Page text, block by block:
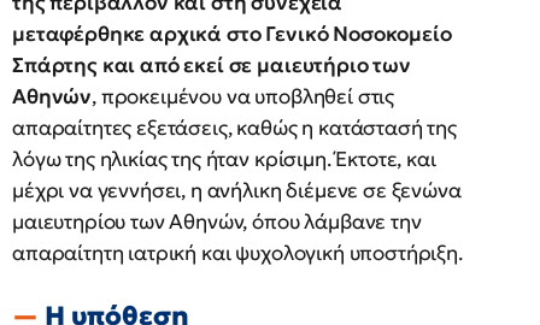
μεταφέρθηκε αρχικά στο Γενικό Νοσοκομείο
Σπάρτης και από εκεί σε μαιευτήριο των
Αθηνών, προκειμένου να υποβληθεί στις
απαραίτητες εξετάσεις, καθώς η κατάστασή της
λόγω της ηλικίας της ήταν κρίσιμη. Έκτοτε, και
μέχρι να γεννήσει, η ανήλικη διέμενε σε ξενώνα
μαιευτηρίου των Αθηνών, όπου λάμβανε την
απαραίτητη ιατρική και ψυχολογική υποστήριξη.
Η υπόθεση